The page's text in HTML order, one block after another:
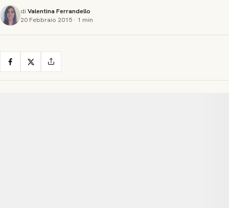
di Valentina Ferrandello
20 Febbraio 2015 · 1 min